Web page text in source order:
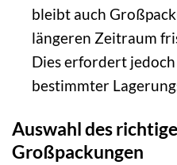
bleibt auch
längeren Zeitraum
Dies erfordert
bestimmter
Auswahl des
Großpackungen